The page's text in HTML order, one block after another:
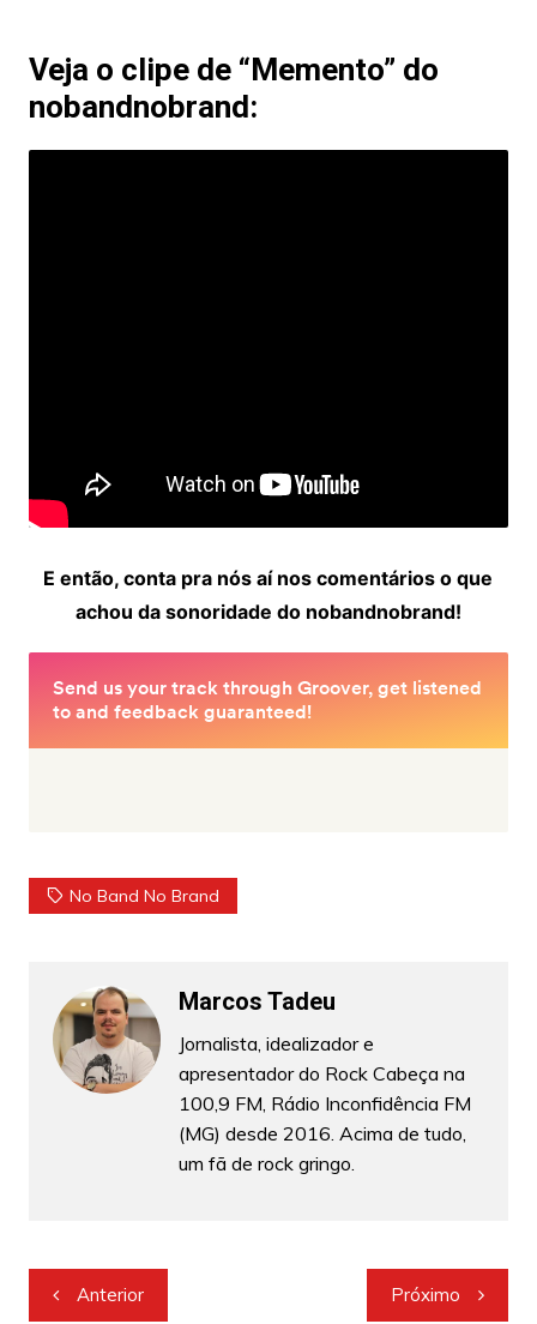
Veja o clipe de “Memento” do
nobandnobrand:
E então, conta pra nós aí nos comentários o que
achou da sonoridade do nobandnobrand!
No Band No Brand
Marcos Tadeu
Jornalista, idealizador e
apresentador do Rock Cabeça na
100,9 FM, Rádio Inconfidência FM
(MG) desde 2016. Acima de tudo,
um fã de rock gringo.
Navegação
Anterior Próximo